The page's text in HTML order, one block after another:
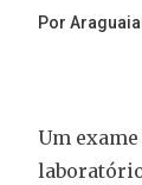
Por
Um